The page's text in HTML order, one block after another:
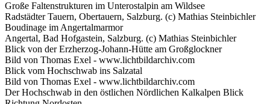
Große Faltenstrukturen im Unterostalpin am Wildsee
Radstädter Tauern, Obertauern, Salzburg. (c) Mathias Steinbichler
Boudinage im Angertalmarmor
Angertal, Bad Hofgastein, Salzburg. (c) Mathias Steinbichler
Blick von der Erzherzog-Johann-Hütte am Großglockner
Bild von Thomas Exel - www.lichtbildarchiv.com
Blick vom Hochschwab ins Salzatal
Bild von Thomas Exel - www.lichtbildarchiv.com
Der Hochschwab in den östlichen Nördlichen Kalkalpen Blick